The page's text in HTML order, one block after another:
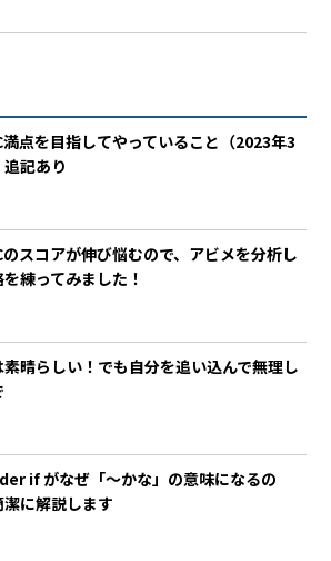
満点を目指してやっていること（2023年3
記あり
のスコアが伸び悩むので、アビメを分析し
練ってみました！
素晴らしい！でも自分を追い込んで無理し
if がなぜ「～かな」の意味になるの
潔に解説します